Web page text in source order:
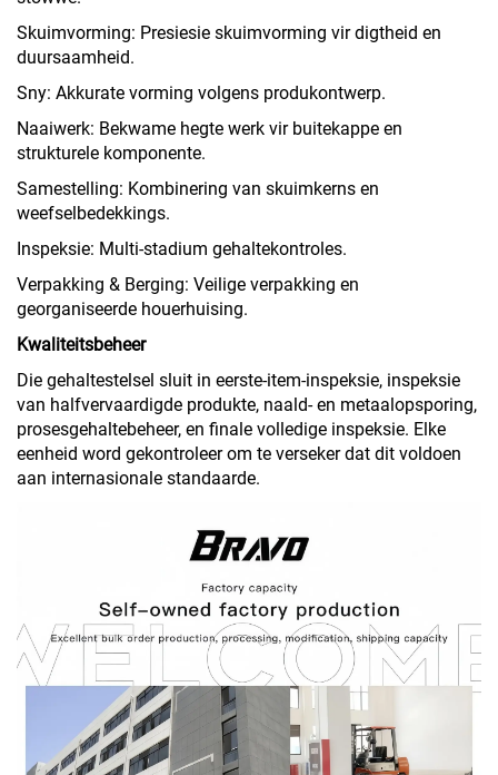
Skuimvorming: Presiesie skuimvorming vir digtheid en
duursaamheid.
Sny: Akkurate vorming volgens produkontwerp.
Naaiwerk: Bekwame hegte werk vir buitekappe en
strukturele komponente.
Samestelling: Kombinering van skuimkerns en
weefselbedekkings.
Inspeksie: Multi-stadium gehaltekontroles.
Verpakking & Berging: Veilige verpakking en
georganiseerde houerhuising.
Kwaliteitsbeheer
Die gehaltestelsel sluit in eerste-item-inspeksie, inspeksie
van halfvervaardigde produkte, naald- en metaalopsporing,
prosesgehaltebeheer, en finale volledige inspeksie. Elke
eenheid word gekontroleer om te verseker dat dit voldoen
aan internasionale standaarde.